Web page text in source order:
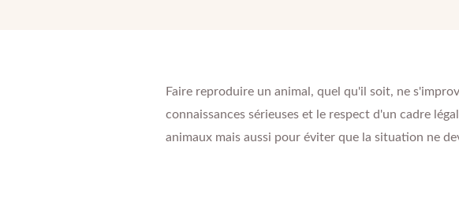
Faire reproduire un animal, quel qu'il soit, ne
connaissances sérieuses et le respect d'un cadre
animaux mais aussi pour éviter que la situation ne